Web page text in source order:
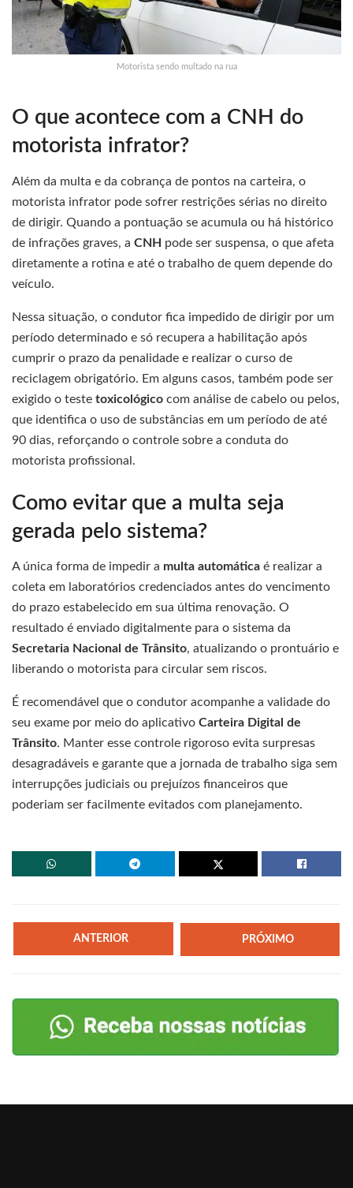
Motorista sendo multado na rua
O que acontece com a CNH do
motorista infrator?
Além da multa e da cobrança de pontos na carteira, o
motorista infrator pode sofrer restrições sérias no direito
de dirigir. Quando a pontuação se acumula ou há histórico
de infrações graves, a CNH pode ser suspensa, o que afeta
diretamente a rotina e até o trabalho de quem depende do
veículo.
Nessa situação, o condutor fica impedido de dirigir por um
período determinado e só recupera a habilitação após
cumprir o prazo da penalidade e realizar o curso de
reciclagem obrigatório. Em alguns casos, também pode ser
exigido o teste toxicológico com análise de cabelo ou pelos,
que identifica o uso de substâncias em um período de até
90 dias, reforçando o controle sobre a conduta do
motorista profissional.
Como evitar que a multa seja
gerada pelo sistema?
A única forma de impedir a multa automática é realizar a
coleta em laboratórios credenciados antes do vencimento
do prazo estabelecido em sua última renovação. O
resultado é enviado digitalmente para o sistema da
Secretaria Nacional de Trânsito, atualizando o prontuário e
liberando o motorista para circular sem riscos.
É recomendável que o condutor acompanhe a validade do
seu exame por meio do aplicativo Carteira Digital de
Trânsito. Manter esse controle rigoroso evita surpresas
desagradáveis e garante que a jornada de trabalho siga sem
interrupções judiciais ou prejuízos financeiros que
poderiam ser facilmente evitados com planejamento.
ANTERIOR PRÓXIMO